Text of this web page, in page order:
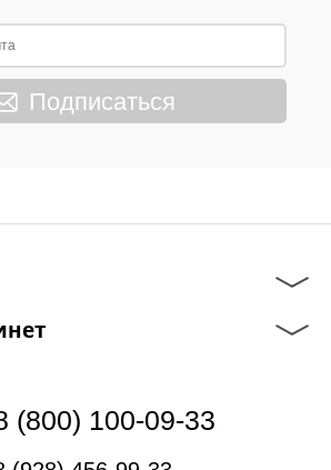
Подписаться
(800) 100-09-33